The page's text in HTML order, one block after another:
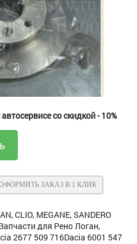
со скидкой - 10%
ЗАКАЗ В 1 КЛИК
CLIO, MEGANE, SANDERO
для Рено Логан,
2677 509 716Dacia 6001 547